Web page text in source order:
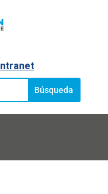
Intranet